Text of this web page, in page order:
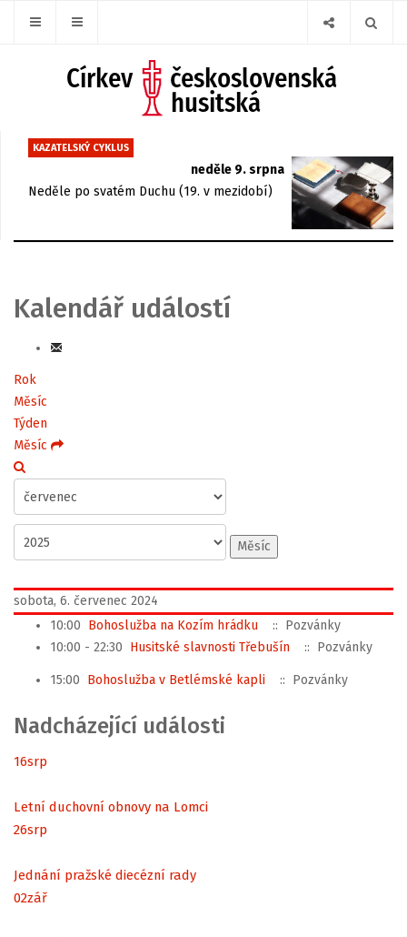
KAZATELSKÝ CYKLUS
neděle 9. srpna
Neděle po svatém Duchu (19. v mezidobí)
Kalendář událostí
Rok
Měsíc
Týden
Měsíc
Měsíc
sobota, 6. červenec 2024
10:00 Bohoslužba na Kozím hrádku
:: Pozvánky
10:00 - 22:30 Husitské slavnosti Třebušín :: Pozvánky
15:00 Bohoslužba v Betlémské kapli :: Pozvánky
Nadcházející události
16srp
Letní duchovní obnovy na Lomci
26srp
Jednání pražské diecézní rady
02zář